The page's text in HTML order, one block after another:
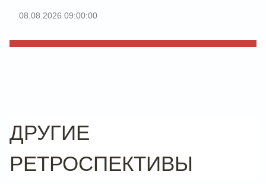
08.08.2026 09:00:00
ДРУГИЕ
РЕТРОСПЕКТИВЫ